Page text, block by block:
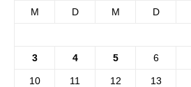
M D M D
3 4 5 6
10 11 12 13